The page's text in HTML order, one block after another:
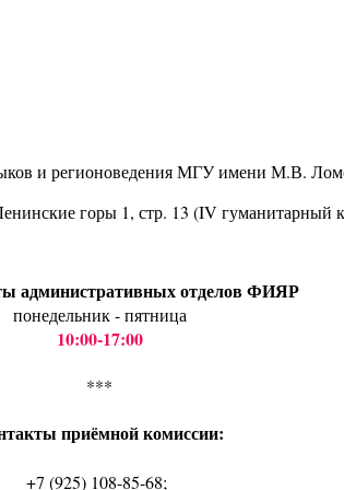
и регионоведения МГУ имени М.В.
горы 1, стр. 13 (IV гуманитарный
административных отделов ФИЯР
понедельник - пятница
10:00-17:00
***
приёмной комиссии:
+7 (925) 108-85-68;